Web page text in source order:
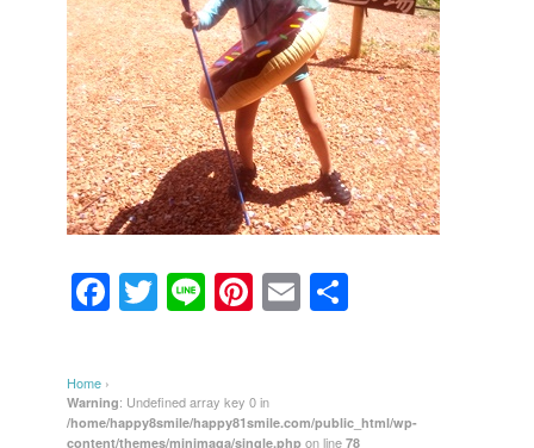
F
a
e
T
wi
er
Li
n
Pi
nt
e
E
m
Home ›
Warning: Undefined array key 0 in
/home/happy8smile/happy81smile.com/public_html/wp-
content/themes/minimaga/single.php on line 78